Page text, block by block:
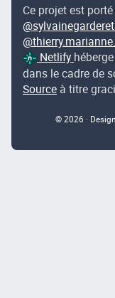
Ce projet est
Netlify
dans le cadre de
Source à titre
© 2026 ·